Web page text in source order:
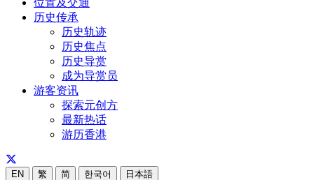
位置及交通
历史传承
历史轨迹
历史焦点
历史导赏
成为导赏员
游客资讯
探索元创方
最新热话
游历香港
EN 繁 简 한국어 日本語